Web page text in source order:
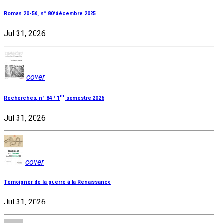
Roman 20-50, n° 80/décembre 2025
Jul 31, 2026
cover
Recherches, n° 84 / 1 er semestre 2026
Jul 31, 2026
cover
Témoigner de la guerre à la Renaissance
Jul 31, 2026